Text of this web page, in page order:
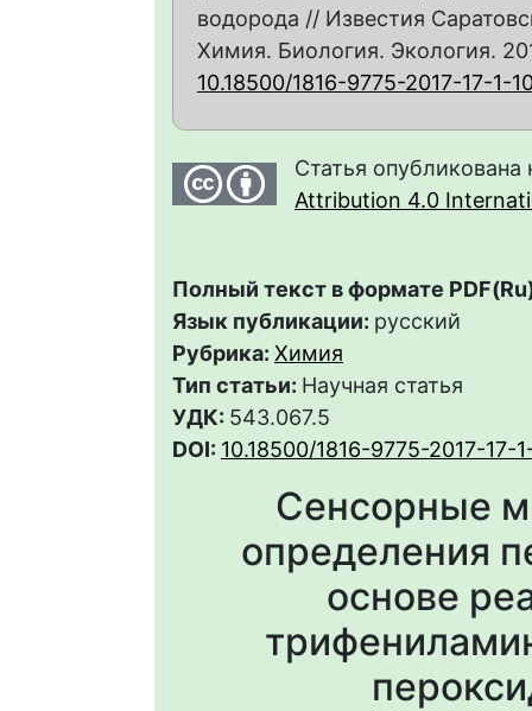
водорода // Известия
Химия. Биология. Экология.
10.18500/1816-9775-2017-17-1-
Статья
Attribution 4.0
Полный текст в формате
Язык публикации: русский
Рубрика: Химия
Тип статьи: Научная статья
УДК: 543.067.5
DOI: 10.18500/1816-9775-2017-17-
Сенсорные
определения
основе